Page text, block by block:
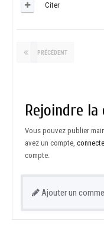
Citer
PRÉCÉDENT
Rejoindre
Vous pouvez publier
avez un compte,
compte.
Ajouter un